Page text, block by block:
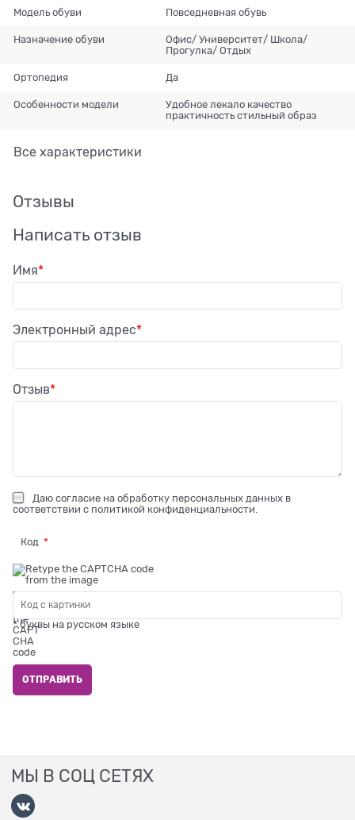
Модель обуви Повседневная обувь
Назначение обуви
Офис/ Университет/ Школа/
Прогулка/ Отдых
Ортопедия Да
Особенности модели
Удобное лекало качество
практичность стильный образ
Все характеристики
Отзывы
Написать отзыв
Имя
Электронный адрес
Отзыв
Даю согласие на обработку персональных данных в
соответствии с политикой конфиденциальности
Код
* буквы на русском языке
МЫ В СОЦ СЕТЯХ